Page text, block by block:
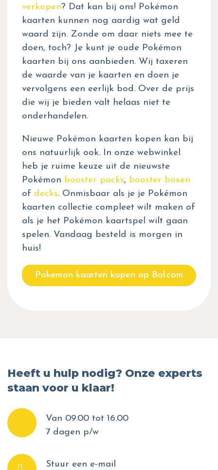
verkopen? Dat kan bij ons! Pokémon
kaarten kunnen nog aardig wat geld
waard zijn. Zonde om daar niets mee te
doen, toch? Je kunt je oude Pokémon
kaarten bij ons aanbieden. Wij taxeren
de waarde van je kaarten en doen je
vervolgens een eerlijk bod. Over de prijs
die wij je bieden valt helaas niet te
onderhandelen.
Nieuwe Pokémon kaarten kopen kan bij
ons natuurlijk ook. In onze webwinkel
heb je ruime keuze uit de nieuwste
Pokémon booster packs, booster boxen
of decks. Onmisbaar als je je Pokémon
kaarten collectie compleet wilt maken of
als je het Pokémon kaartspel wilt gaan
spelen. Vandaag besteld is morgen in
huis!
Pokemon kaarten kopen op Bol.com
Heeft u hulp nodig? Onze experts
staan voor u klaar!
Van 09.00 tot 16.00
7 dagen p/w
Stuur een e-mail